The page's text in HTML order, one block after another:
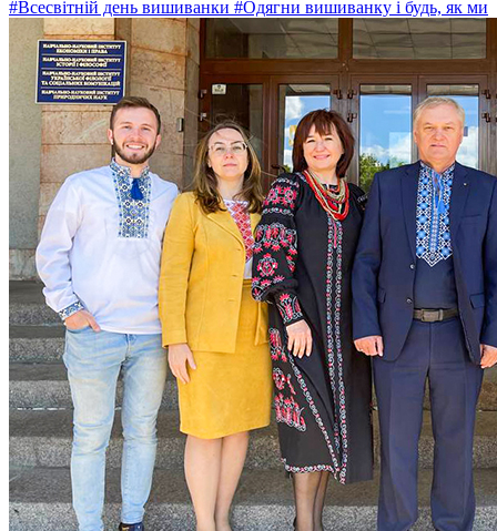
#Всесвітній день вишиванки #Одягни вишиванку і будь, як ми